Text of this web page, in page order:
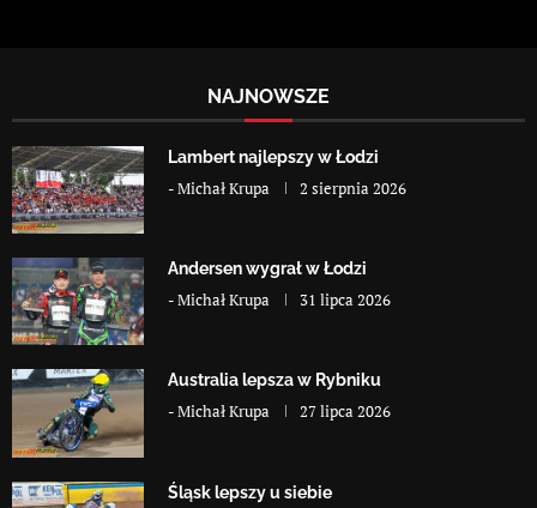
NAJNOWSZE
Lambert najlepszy w Łodzi
-Michał Krupa 2 sierpnia 2026
Andersen wygrał w Łodzi
-Michał Krupa 31 lipca 2026
Australia lepsza w Rybniku
-Michał Krupa 27 lipca 2026
Śląsk lepszy u siebie